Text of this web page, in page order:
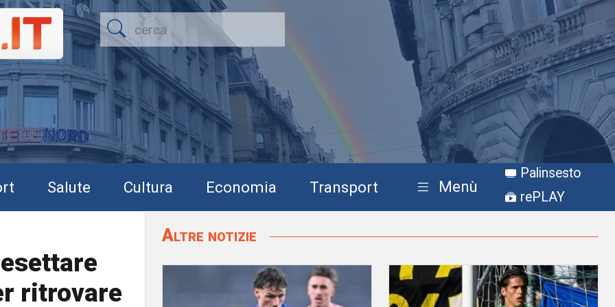
Salute Cultura Economia Transport Menù
Palinsesto
rePLAY
ritrovare
Altre notizie